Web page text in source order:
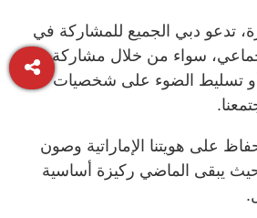
تدعو دبي الجميع للمشاركة في
سواء من خلال مشاركة
تسليط الضوء على شخصيات
على هويتنا الإماراتية وصون
يبقى الماضي ركيزة أساسية